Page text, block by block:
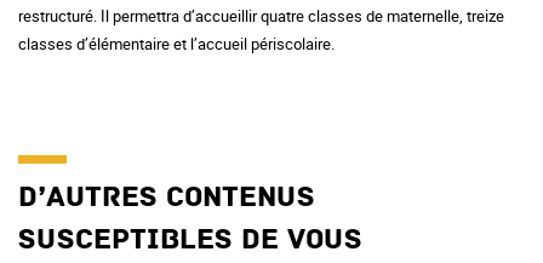
restructuré. Il permettra d’accueillir quatre classes de maternelle, treize
classes d’élémentaire et l’accueil périscolaire.
D’autres contenus
susceptibles de vous